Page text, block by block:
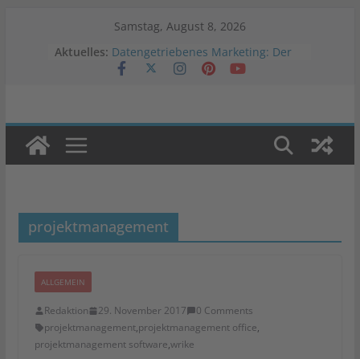
Samstag, August 8, 2026
Aktuelles: Datengetriebenes Marketing: Der
Schlüssel zum Erfolg
Veränderung der Werbestrategien
Was ist Programmatic Advertising?
projektmanagement
ALLGEMEIN
Redaktion 29. November 2017
0 Comments
projektmanagement,projektmanagement office,
projektmanagement software,wrike